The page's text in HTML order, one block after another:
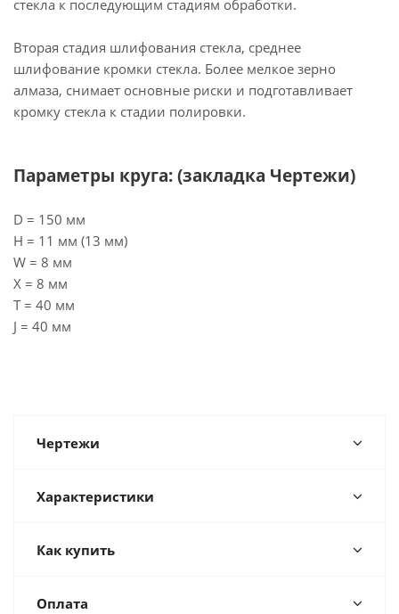
стекла к последующим стадиям обработки.
Вторая стадия шлифования стекла, среднее
шлифование кромки стекла. Более мелкое зерно
алмаза, снимает основные риски и подготавливает
кромку стекла к стадии полировки.
Параметры круга: (закладка Чертежи)
D = 150 мм
H = 11 мм (13 мм)
W = 8 мм
X = 8 мм
T = 40 мм
J = 40 мм
Чертежи
Характеристики
Как купить
Оплата